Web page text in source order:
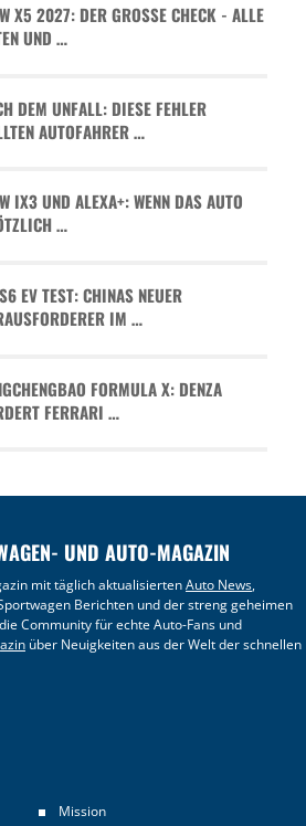
X5 2027: DER GROSSE CHECK - ALLE D
UND …
DEM UNFALL: DIESE FEHLER
AUTOFAHRER …
IX3 UND ALEXA+: WENN DAS AUTO
…
EV TEST: CHINAS NEUER
IM …
FORMULA X: DENZA
FERRARI …
UND AUTO-MAGAZIN
mit täglich aktualisiertenAuto News,
Berichten und der streng geheimen
Community für echte Auto-Fans und
über Neuigkeiten aus der Welt der schnellen
Mission